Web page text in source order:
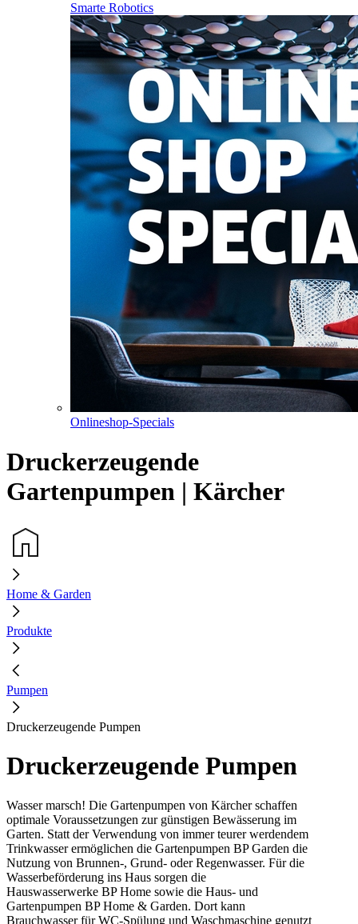
Smarte Robotics
Onlineshop-Specials
Druckerzeugende
Gartenpumpen | Kärcher
Home & Garden
Produkte
Pumpen
Druckerzeugende Pumpen
Druckerzeugende Pumpen
Wasser marsch! Die Gartenpumpen von Kärcher schaffen
optimale Voraussetzungen zur günstigen Bewässerung im
Garten. Statt der Verwendung von immer teurer werdendem
Trinkwasser ermöglichen die Gartenpumpen BP Garden die
Nutzung von Brunnen-, Grund- oder Regenwasser. Für die
Wasserbeförderung ins Haus sorgen die
Hauswasserwerke BP Home sowie die Haus- und
Gartenpumpen BP Home & Garden. Dort kann
Brauchwasser für WC-Spülung und Waschmaschine genutzt